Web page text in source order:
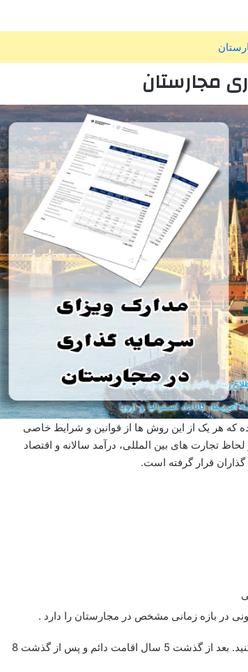
مجارستان
که هر یک از این روش ها از قوانین و شرایط خاصی
تجارت های بین المللی، درآمد سالانه و اقتصاد
قرار گرفته است.
در بازه زمانی مشخص در مجارستان را دارد .
با اخذ ویزای سرمایه گذاری ابتدا اقامت موقت دریافت می کنید. بعد از گذشت 5 سال اقامت دائم و پس از گذشت 8